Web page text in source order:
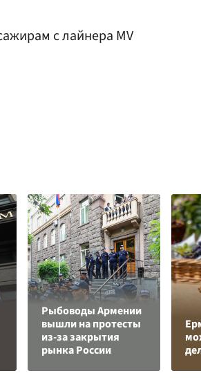
с лайнера MV
Рыбоводы Армении
вышли на протесты
из-за закрытия
рынка России